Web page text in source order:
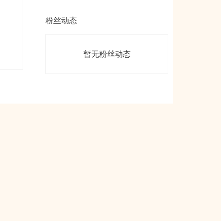
粉丝动态
暂无粉丝动态